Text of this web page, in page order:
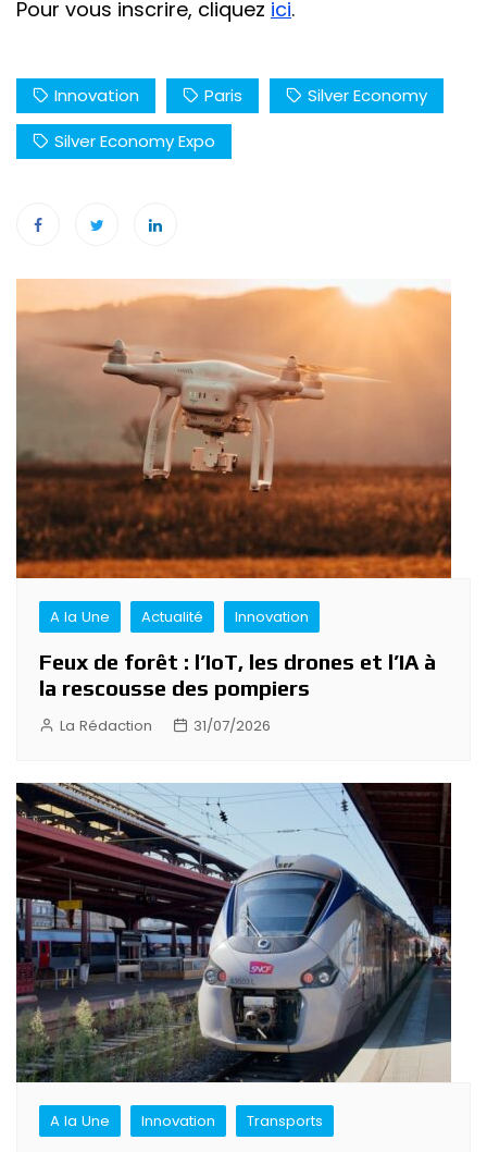
Pour vous inscrire, cliquez ici.
Innovation Paris
Silver Economy
Silver Economy Expo
Navigation
de
l’article
A la Une Actualité Innovation
Feux de forêt : l’IoT, les drones et l’IA à
la rescousse des pompiers
La Rédaction 31/07/2026
A la Une Innovation Transports